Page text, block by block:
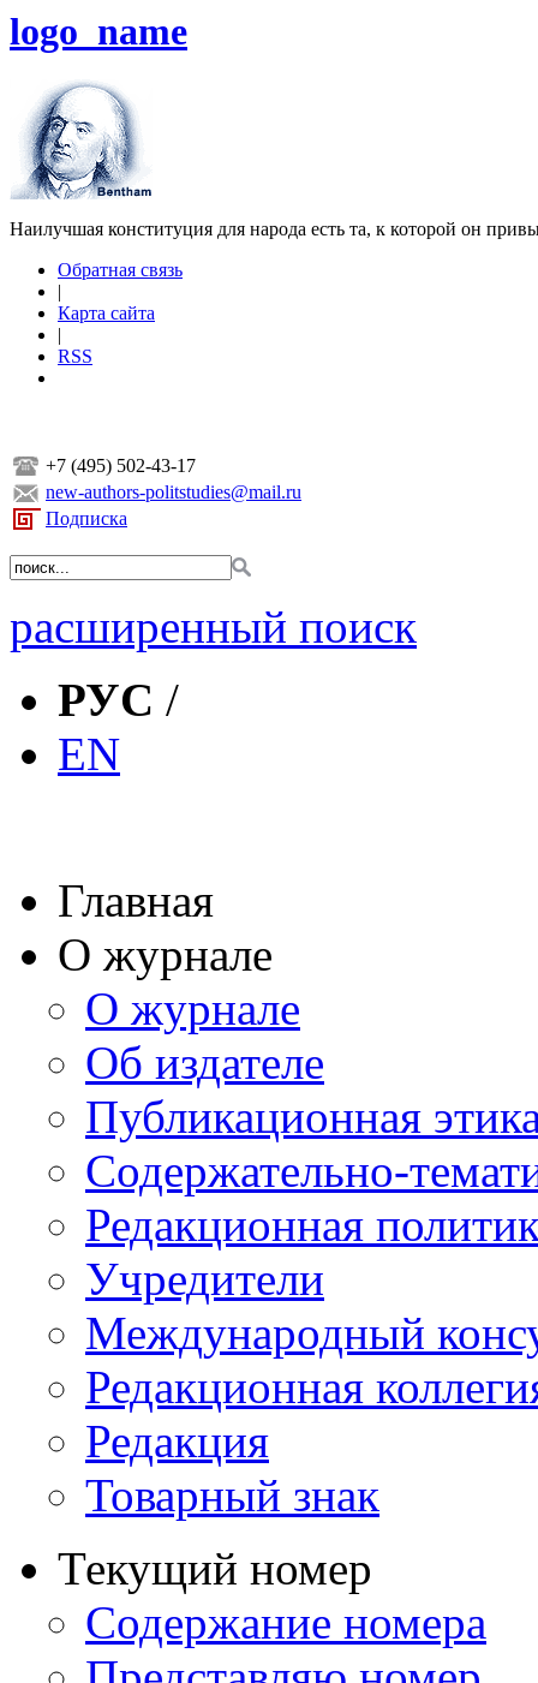
logo_name
Наилучшая конституция для народа есть та, к которой он
Обратная связь
|
Карта сайта
|
RSS
+7 (495) 502-43-17
new-authors-politstudies@mail.ru
Подписка
расширенный поиск
РУС /
EN
Главная
О журнале
О журнале
Об издателе
Публикационная
Содержательно-
Редакционная
Учредители
Международный
Редакционная
Редакция
Товарный знак
Текущий номер
Содержание номера